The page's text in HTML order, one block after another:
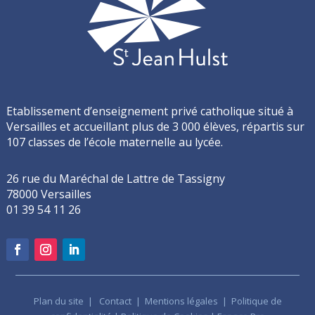
Etablissement d’enseignement privé catholique situé à
Versailles et accueillant plus de 3 000 élèves, répartis sur
107 classes de l’école maternelle au lycée.
26 rue du Maréchal de Lattre de Tassigny
78000 Versailles
01 39 54 11 26
Plan du site | Contact| Mentions légales | Politique de